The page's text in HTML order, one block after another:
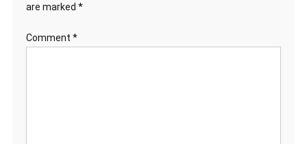
are marked *
Comment *